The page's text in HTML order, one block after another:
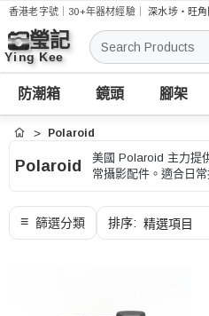
香港老字號｜30+年器材經驗｜深水埗・旺
搜
索
防潮箱 鏡頭 腳架
首頁 Polaroid
Polaroid
美國 Polaroid 主力提
常攝影配件。適合日